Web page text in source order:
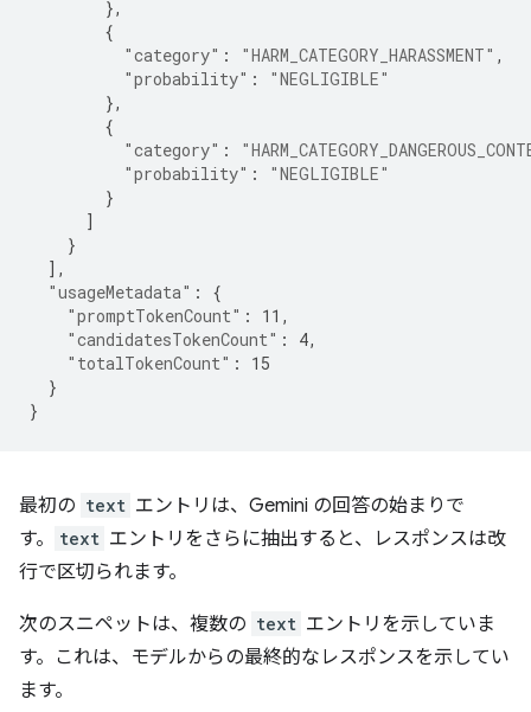
},
{
"category" : "HARM_CATEGORY_HARASSMENT" ,
"probability" :
"NEGLIGIBLE"
},
{
"category" :
"probability" :
"NEGLIGIBLE"
}
]
}
],
"usageMetadata" :
{
"promptTokenCount" : 11 ,
"candidatesTokenCount" : 4,
"totalTokenCount" :
15
}
}
最初の text エントリは、Gemini の回答の始まりで
す。
text エントリをさらに抽出すると、レスポンスは改
行で区切られます。
次のスニペットは、複数の text エントリを示していま
す。これは、モデルからの最終的なレスポンスを示してい
ます。